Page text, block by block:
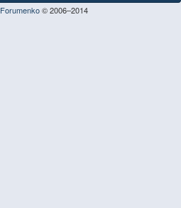
Forumenko© 2006–2014